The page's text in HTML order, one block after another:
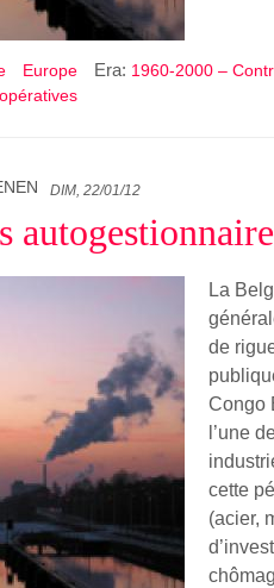
Europe Era: 1960-2000 –
DIM, 22/01/12
La
de
Congo
l’une
cette
(acier,